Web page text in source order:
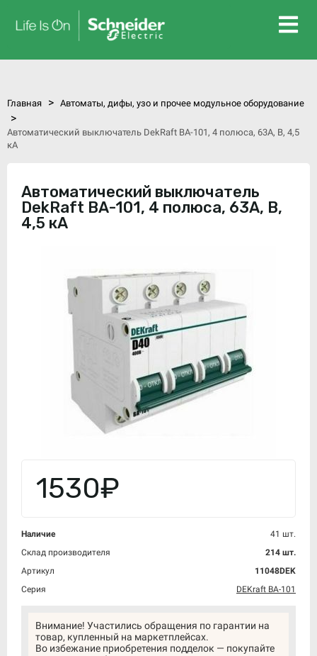
Главная > Автоматы, дифы, узо и прочее модульное оборудование
>
Автоматический выключатель DekRaft ВА-101, 4 полюса, 63А, В, 4,5
кА
Автоматический выключатель
DekRaft ВА-101, 4 полюса, 63А, В,
4,5 кА
1530₽
Наличие
41 шт.
Склад производителя
214 шт.
Артикул
11048DEK
Серия
DEKraft ВА-101
Внимание! Участились обращения по гарантии на
товар, купленный на маркетплейсах.
Во избежание приобретения подделок — покупайте